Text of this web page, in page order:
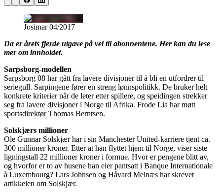
Josimar 04/2017
Da er årets fjerde utgave på vei til abonnentene. Her kan du lese
mer om innholdet.
Sarpsborg-modellen
Sarpsborg 08 har gått fra lavere divisjoner til å bli en utfordrer til
seriegull. Sarpingene fører en streng lønnspolitikk. De bruker helt
konkrete kriterier når de leter etter spillere, og speidingen strekker
seg fra lavere divisjoner i Norge til Afrika. Frode Lia har møtt
sportsdirektør Thomas Berntsen.
Solskjærs millioner
Ole Gunnar Solskjær har i sin Manchester United-karriere tjent ca.
300 millioner kroner. Etter at han flyttet hjem til Norge, viser siste
ligningstall 22 millioner kroner i formue. Hvor er pengene blitt av,
og hvorfor er to av husene han eier pantsatt i Banque Internationale
à Luxembourg? Lars Johnsen og Håvard Melnæs har skrevet
artikkelen om Solskjær.